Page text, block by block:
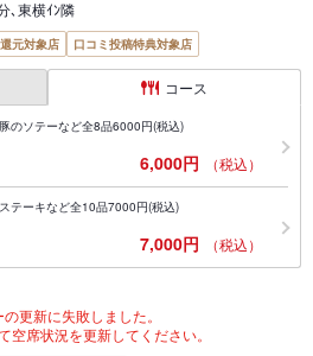
､東横ｲﾝ隣
元対象店 口コミ投稿特典対象店
コース
のソテーなど全8品6000円(税込)
6,000円 （税込）
テーキなど全10品7000円(税込)
7,000円 （税込）
更新に失敗しました。
空席状況を更新してください。